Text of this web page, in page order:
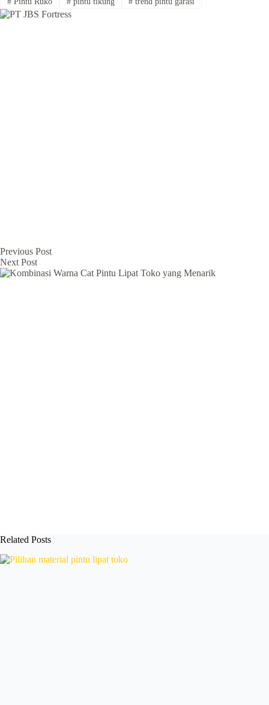
Previous Post
Next Post
Related Posts